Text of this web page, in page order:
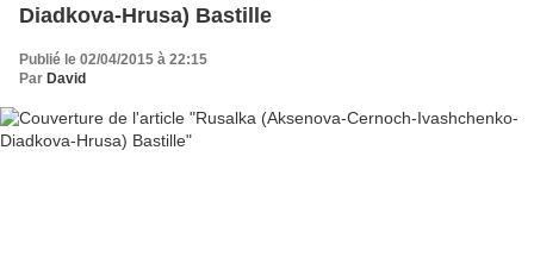
Diadkova-Hrusa) Bastille
Publié le 02/04/2015 à 22:15
Par David